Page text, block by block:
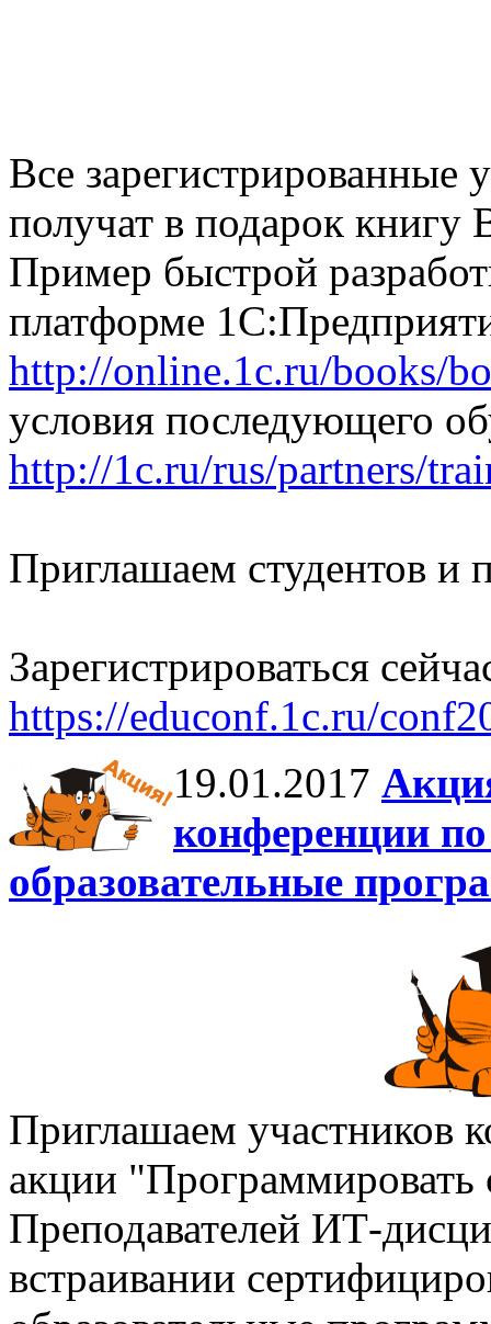
Все зарегистрированные
получат в подарок
Пример быстрой
платформе
http://online.1c.ru/books/
условия последующего
http://1c.ru/rus/partners/
Приглашаем студентов и
Зарегистрироваться
https://educonf.1c.ru/
19.01.2017
конференции
образовательные
Приглашаем участников
акции
Преподавателей ИТ-
встраивании